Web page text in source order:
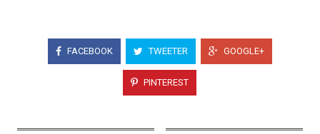
FACEBOOK TWEETER GOOGLE+
PINTEREST